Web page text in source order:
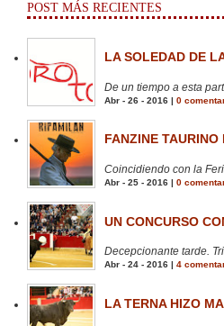
POST MÁS RECIENTES
LA SOLEDAD DE
De un tiempo a esta
Abr - 26 - 2016 | 0
FANZINE TAURINO
Coincidiendo con la
Abr - 25 - 2016 | 0
UN CONCURSO
Decepcionante tarde.
Abr - 24 - 2016 | 4
LA TERNA HIZO